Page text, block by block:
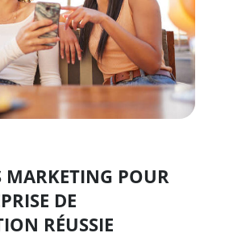
MARKETING POUR
DE
RÉUSSIE